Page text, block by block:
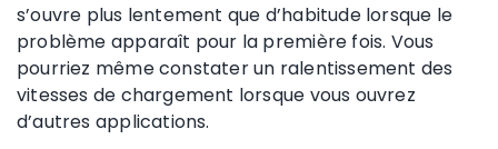
s’ouvre plus lentement que d’habitude lorsque le
problème apparaît pour la première fois. Vous
pourriez même constater un ralentissement des
vitesses de chargement lorsque vous ouvrez
d’autres applications.